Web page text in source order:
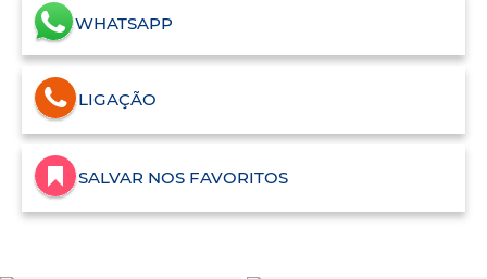
WHATSAPP
LIGAÇÃO
SALVAR NOS FAVORITOS